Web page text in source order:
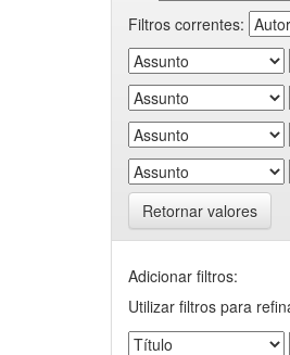
Filtros correntes:
Retornar valores
Adicionar filtros:
Utilizar filtros para